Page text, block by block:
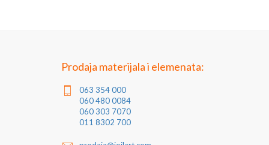
Prodaja materijala i elemenata:
063 354 000
060 480 0084
060 303 7070
011 8302 700